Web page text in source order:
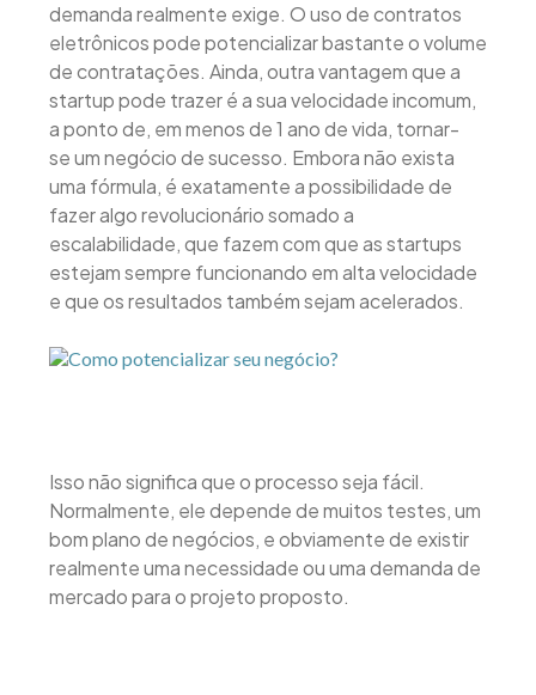
demanda realmente exige. O uso de contratos
eletrônicos pode potencializar bastante o volume
de contratações. Ainda, outra vantagem que a
startup pode trazer é a sua velocidade incomum,
a ponto de, em menos de 1 ano de vida, tornar-
se um negócio de sucesso. Embora não exista
uma fórmula, é exatamente a possibilidade de
fazer algo revolucionário somado a
escalabilidade, que fazem com que as startups
estejam sempre funcionando em alta velocidade
e que os resultados também sejam acelerados.
Isso não significa que o processo seja fácil.
Normalmente, ele depende de muitos testes, um
bom plano de negócios, e obviamente de existir
realmente uma necessidade ou uma demanda de
mercado para o projeto proposto.